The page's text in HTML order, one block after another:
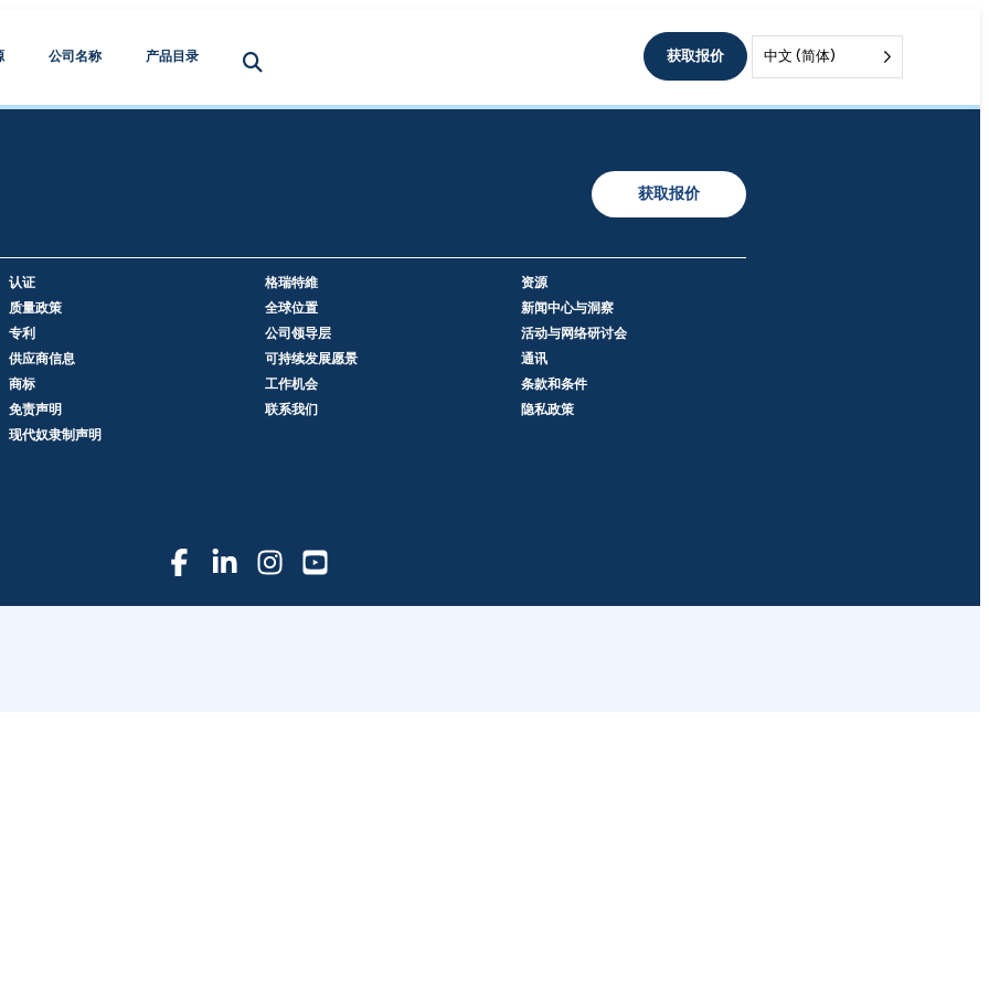
公司名称 产品目录 获取报价 中文 (简体)
获取报价
认证
质量政策
专利
供应商信息
商标
免责声明
现代奴隶制声明
格瑞特維
全球位置
公司领导层
可持续发展愿景
工作机会
联系我们
资源
新闻中心与洞察
活动与网络研讨会
通讯
条款和条件
隐私政策